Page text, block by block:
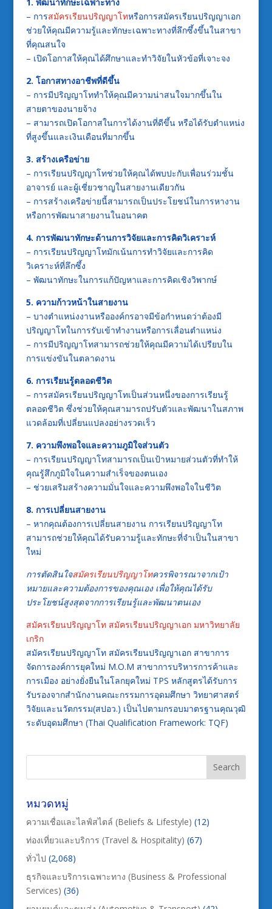
– การสมัครเรียนปริญญาโทหรือการสมัครเรียนปริญญาเอก
ช่วยให้คุณมีความรู้และทักษะเฉพาะทางที่ลึกซึ้งขึ้นในสาขา
ที่คุณสนใจ
– เปิดโอกาสให้คุณได้ศึกษาและทำวิจัยในหัวข้อที่เจาะจง
2. โอกาสทางอาชีพที่ดีขึ้น
– การมีปริญญาโททำให้คุณมีความน่าสนใจมากขึ้นใน
สายตาของนายจ้าง
– สามารถเปิดโอกาสในการได้งานที่ดีขึ้น หรือได้รับตำแหน่ง
ที่สูงขึ้นและเงินเดือนที่มากขึ้น
3. สร้างเครือข่าย
– การเรียนปริญญาโทช่วยให้คุณได้พบปะกับเพื่อนร่วมชั้น
อาจารย์ และผู้เชี่ยวชาญในสายงานเดียวกัน
– การสร้างเครือข่ายนี้สามารถเป็นประโยชน์ในการหางาน
หรือการพัฒนาสายงานในอนาคต
4. การพัฒนาทักษะด้านการวิจัยและการคิดวิเคราะห์
– การเรียนปริญญาโทมักเน้นการทำวิจัยและการคิด
วิเคราะห์ที่ลึกซึ้ง
– พัฒนาทักษะในการแก้ปัญหาและการคิดเชิงวิพากษ์
5. ความก้าวหน้าในสายงาน
– บางตำแหน่งงานหรือองค์กรอาจมีข้อกำหนดว่าต้องมี
ปริญญาโทในการรับเข้าทำงานหรือการเลื่อนตำแหน่ง
– การมีปริญญาโทสามารถช่วยให้คุณมีความได้เปรียบใน
การแข่งขันในตลาดงาน
6. การเรียนรู้ตลอดชีวิต
– การสมัครเรียนปริญญาโทเป็นส่วนหนึ่งของการเรียนรู้
ตลอดชีวิต ซึ่งช่วยให้คุณสามารถปรับตัวและพัฒนาในสภาพ
แวดล้อมที่เปลี่ยนแปลงอย่างรวดเร็ว
7. ความพึงพอใจและความภูมิใจส่วนตัว
– การเรียนปริญญาโทสามารถเป็นเป้าหมายส่วนตัวที่ทำให้
คุณรู้สึกภูมิใจในความสำเร็จของตนเอง
– ช่วยเสริมสร้างความมั่นใจและความพึงพอใจในชีวิต
8. การเปลี่ยนสายงาน
– หากคุณต้องการเปลี่ยนสายงาน การเรียนปริญญาโท
สามารถช่วยให้คุณได้รับความรู้และทักษะที่จำเป็นในสาขา
ใหม่
การตัดสินใจสมัครเรียนปริญญาโทควรพิจารณาจากเป้า
หมายและความต้องการของคุณเอง เพื่อให้คุณได้รับ
ประโยชน์สูงสุดจากการเรียนรู้และพัฒนาตนเอง
สมัครเรียนปริญญาโท สมัครเรียนปริญญาเอก มหาวิทยาลัย
เกริก
สมัครเรียนปริญญาโท สมัครเรียนปริญญาเอก สาขาการ
จัดการองค์การยุคใหม่ M.O.M สาขาการบริหารการค้าและ
การเมือง อย่างยั่งยืนในโลกยุคใหม่ TPS หลักสูตรได้รับการ
รับรองจากสำนักงานคณะกรรมการอุดมศึกษา วิทยาศาสตร์
วิจัยและนวัตกรรม(สปอว.) เป็นไปตามกรอบมาตรฐานคุณวุฒิ
ระดับอุดมศึกษา (Thai Qualification Framework: TQF)
หมวดหมู่
ความเชื่อและไลฟ์สไตล์ (Beliefs & Lifestyle) (12)
ท่องเที่ยวและบริการ (Travel & Hospitality) (67)
ทั่วไป (2,068)
ธุรกิจและบริการเฉพาะทาง (Business & Professional
Services) (36)